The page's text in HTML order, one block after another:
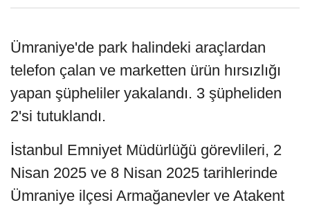
Ümraniye'de park halindeki araçlardan
telefon çalan ve marketten ürün hırsızlığı
yapan şüpheliler yakalandı. 3 şüpheliden
2'si tutuklandı.
İstanbul Emniyet Müdürlüğü görevlileri, 2
Nisan 2025 ve 8 Nisan 2025 tarihlerinde
Ümraniye ilçesi Armağanevler ve Atakent